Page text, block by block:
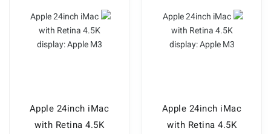
Apple 24inch iMac
with Retina 4.5K
Apple 24inch iMac
with Retina 4.5K